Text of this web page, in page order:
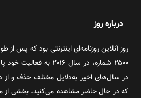
درباره روز
۲۵۰۰ شماره، در سال ۲۰۱۶
در سال‌های اخیر به‌دلایل مختلف حذف و
که در حال حاضر مشاهده می‌کنید، بخشی از